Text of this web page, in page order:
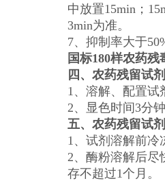
中放置15min；
3min为准。
7、抑制率大于
国标180样农药
四、农药残留试
1、溶解、配置试
2、显色时间3分
五、农药残留试
1、试剂溶解前冷
2、酶粉溶解后尽
存不超过1个月。